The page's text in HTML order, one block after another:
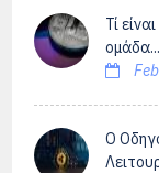
Τί
ομάδα...
Ο